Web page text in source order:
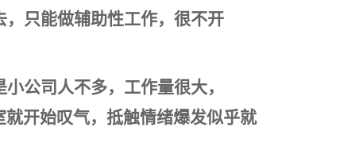
只能做辅助性工作，很不开
公司人不多，工作量很大，
开始叹气，抵触情绪爆发似乎就